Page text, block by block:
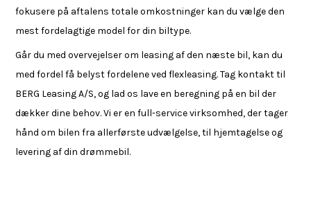
fokusere på aftalens totale omkostninger kan du vælge den
mest fordelagtige model for din biltype.
Går du med overvejelser om leasing af den næste bil, kan du
med fordel få belyst fordelene ved flexleasing. Tag kontakt til
BERG Leasing A/S, og lad os lave en beregning på en bil der
dækker dine behov. Vi er en full-service virksomhed, der tager
hånd om bilen fra allerførste udvælgelse, til hjemtagelse og
levering af din drømmebil.